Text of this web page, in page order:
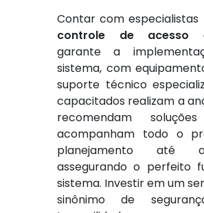
Contar com especialistas
controle de acesso
garante a
sistema, com
suporte técnico
capacitados realizam a
recomendam
acompanham todo o
planejamento até
assegurando o perfeito
sistema. Investir em um
sinônimo de